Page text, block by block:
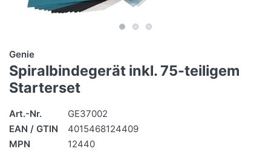
Genie
Spiralbindegerät inkl. 75-teiligem
Starterset
Art.-Nr.
GE37002
EAN / GTIN
4015468124409
MPN
12440